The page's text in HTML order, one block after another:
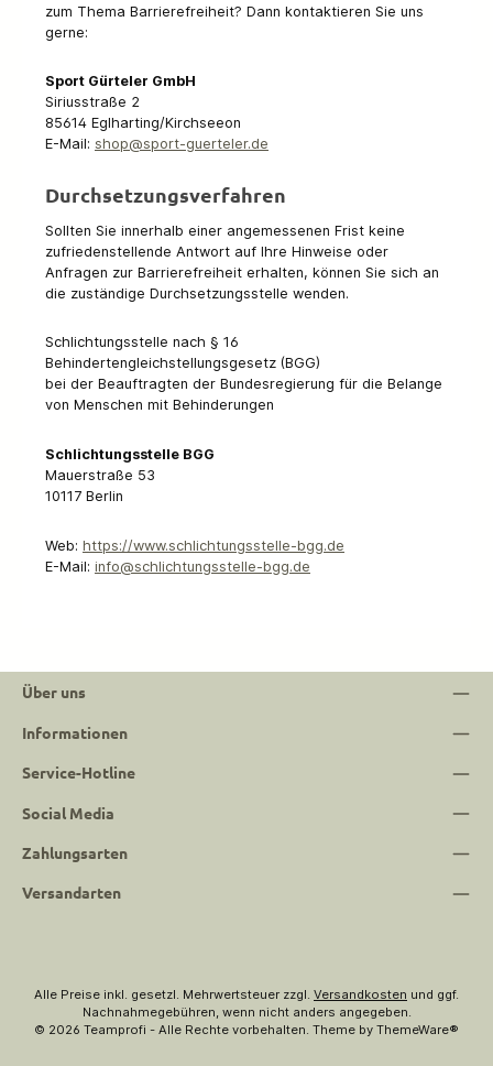
zum Thema Barrierefreiheit? Dann kontaktieren Sie uns
gerne:
Sport Gürteler GmbH
Siriusstraße 2
85614 Eglharting/Kirchseeon
E-Mail: shop@sport-guerteler.de
Durchsetzungsverfahren
Sollten Sie innerhalb einer angemessenen Frist keine
zufriedenstellende Antwort auf Ihre Hinweise oder
Anfragen zur Barrierefreiheit erhalten, können Sie sich an
die zuständige Durchsetzungsstelle wenden.
Schlichtungsstelle nach § 16
Behindertengleichstellungsgesetz (BGG)
bei der Beauftragten der Bundesregierung für die Belange
von Menschen mit Behinderungen
Schlichtungsstelle BGG
Mauerstraße 53
10117 Berlin
Web: https://www.schlichtungsstelle-bgg.de
E-Mail: info@schlichtungsstelle-bgg.de
Über uns
Informationen
Service-Hotline
Social Media
Zahlungsarten
Versandarten
Alle Preise inkl. gesetzl. Mehrwertsteuer zzgl. Versandkosten und ggf.
Nachnahmegebühren, wenn nicht anders angegeben.
© 2026 Teamprofi - Alle Rechte vorbehalten. Theme by ThemeWare®